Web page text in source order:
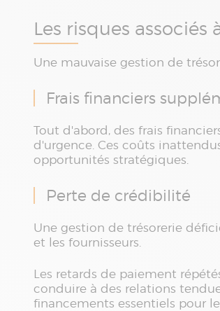
Les risques
Une mauvaise gestion de
Frais financiers
Tout d'abord, des frais
d'urgence. Ces coûts
opportunités stratégiques.
Perte de crédibilité
Une gestion de trésorerie
et les fournisseurs.
Les retards de paiement
conduire à des relations
financements essentiels pour